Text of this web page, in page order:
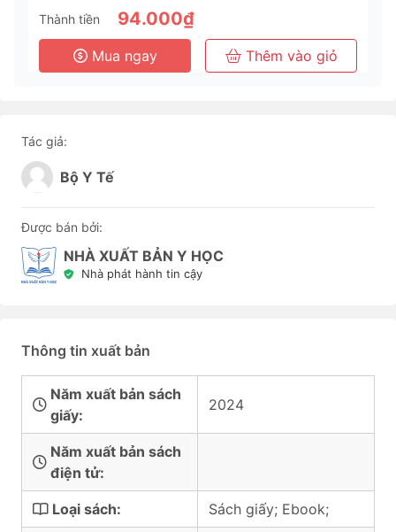
6 Tháng
1 Năm
3 Năm
Thành tiền 94.000₫
Mua ngay Thêm vào giỏ
Tác giả:
Bộ Y Tế
Được bán bởi:
NHÀ XUẤT BẢN Y HỌC
Nhà phát hành tin cậy
Thông tin xuất bản
Năm xuất bản sách
giấy:
2024
Năm xuất bản sách
điện tử:
Loại sách: Sách giấy; Ebook;